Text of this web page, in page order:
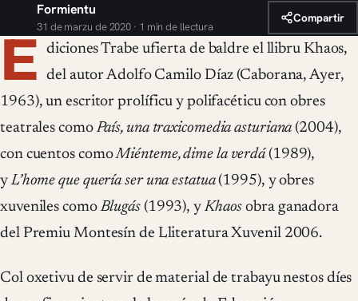
Formientu
31 de marzu de 2020 · 1 min de llectura
Compartir
E diciones Trabe ufierta de baldre el llibru Khaos,
del autor Adolfo Camilo Díaz (Caborana, Ayer,
1963), un escritor prolíficu y polifacéticu con obres
teatrales comoPaís, una traxicomedia asturiana (2004),
con cuentos comoMiénteme, dime la verdá (1989),
yL’home que quería ser una estatua(1995), y obres
xuveniles comoBlugás(1993), yKhaos obra ganadora
del Premiu Montesín de Lliteratura Xuvenil 2006.
Col oxetivu de servir de material de trabayu nestos díes